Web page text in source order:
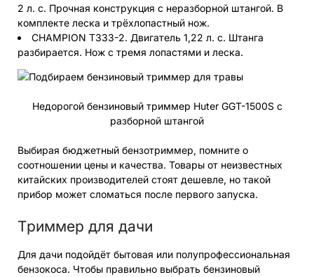
2 л. с. Прочная конструкция с неразборной штангой. В
комплекте леска и трёхлопастный нож.
CHAMPION T333-2. Двигатель 1,22 л. с. Штанга
разбирается. Нож с тремя лопастями и леска.
Недорогой бензиновый триммер Huter GGT-1500S с
разборной штангой
Выбирая бюджетный бензотриммер, помните о
соотношении цены и качества. Товары от неизвестных
китайских производителей стоят дешевле, но такой
прибор может сломаться после первого запуска.
Триммер для дачи
Для дачи подойдёт бытовая или полупрофессиональная
бензокоса. Чтобы правильно выбрать бензиновый